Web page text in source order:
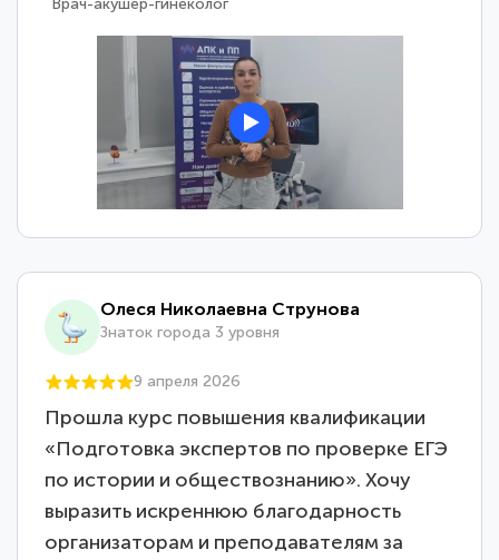
Врач-акушер-гинеколог
Олеся Николаевна Струнова
Знаток города 3 уровня
9 апреля 2026
Прошла курс повышения квалификации
«Подготовка экспертов по проверке ЕГЭ
по истории и обществознанию». Хочу
выразить искреннюю благодарность
организаторам и преподавателям за